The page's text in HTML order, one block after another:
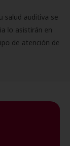
salud auditiva se
lo asistirán en
de atención de